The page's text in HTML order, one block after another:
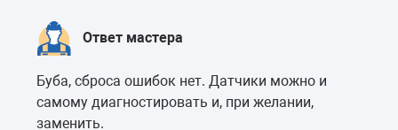
Ответ мастера
Буба, сброса ошибок нет. Датчики можно и
самому диагностировать и, при желании,
заменить.